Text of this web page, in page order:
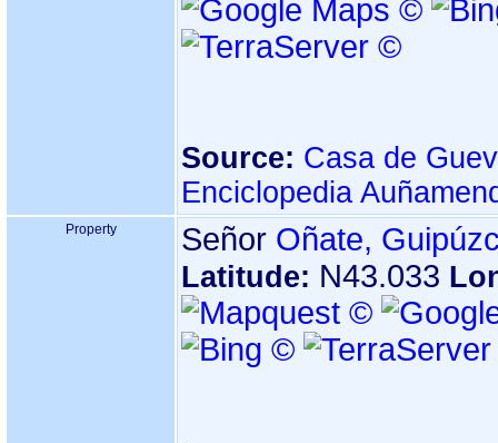
Source: Casa de
Enciclopedia
Property Señor Oñate,
Latitude: N43.033